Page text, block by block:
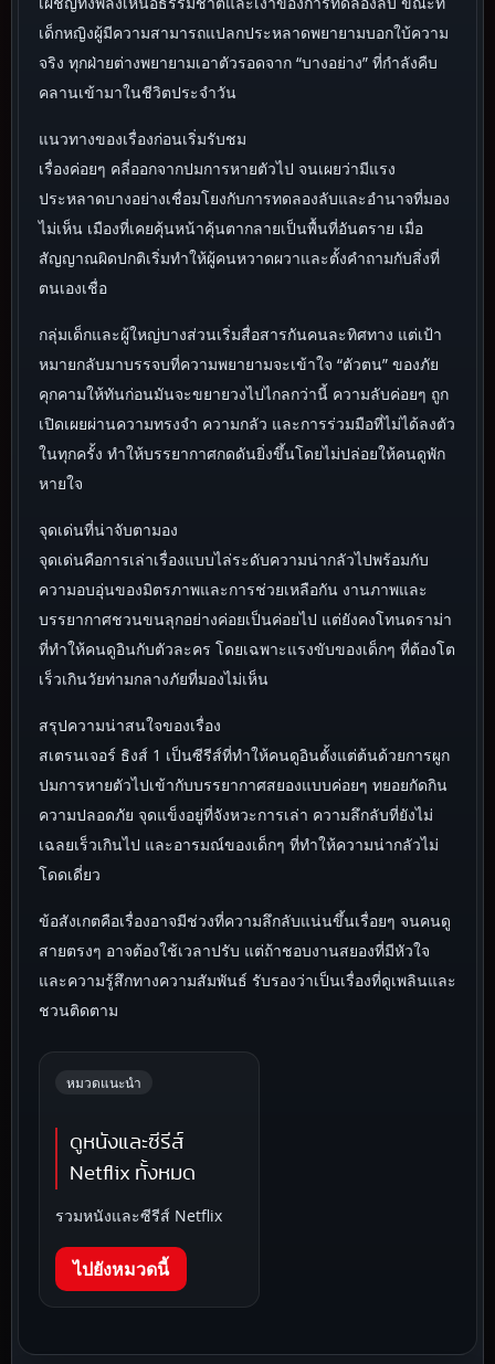
เด็กหญิงผู้มีความสามารถแปลกประหลาดพยายามบอกใบ้ความ
จริง ทุกฝ่ายต่างพยายามเอาตัวรอดจาก “บางอย่าง” ที่กำลังคืบ
คลานเข้ามาในชีวิตประจำวัน
แนวทางของเรื่องก่อนเริ่มรับชม
เรื่องค่อยๆ คลี่ออกจากปมการหายตัวไป จนเผยว่ามีแรง
ประหลาดบางอย่างเชื่อมโยงกับการทดลองลับและอำนาจที่มอง
ไม่เห็น เมืองที่เคยคุ้นหน้าคุ้นตากลายเป็นพื้นที่อันตราย เมื่อ
สัญญาณผิดปกติเริ่มทำให้ผู้คนหวาดผวาและตั้งคำถามกับสิ่งที่
ตนเองเชื่อ
กลุ่มเด็กและผู้ใหญ่บางส่วนเริ่มสื่อสารกันคนละทิศทาง แต่เป้า
หมายกลับมาบรรจบที่ความพยายามจะเข้าใจ “ตัวตน” ของภัย
คุกคามให้ทันก่อนมันจะขยายวงไปไกลกว่านี้ ความลับค่อยๆ ถูก
เปิดเผยผ่านความทรงจำ ความกลัว และการร่วมมือที่ไม่ได้ลงตัว
ในทุกครั้ง ทำให้บรรยากาศกดดันยิ่งขึ้นโดยไม่ปล่อยให้คนดูพัก
หายใจ
จุดเด่นที่น่าจับตามอง
จุดเด่นคือการเล่าเรื่องแบบไล่ระดับความน่ากลัวไปพร้อมกับ
ความอบอุ่นของมิตรภาพและการช่วยเหลือกัน งานภาพและ
บรรยากาศชวนขนลุกอย่างค่อยเป็นค่อยไป แต่ยังคงโทนดราม่า
ที่ทำให้คนดูอินกับตัวละคร โดยเฉพาะแรงขับของเด็กๆ ที่ต้องโต
เร็วเกินวัยท่ามกลางภัยที่มองไม่เห็น
สรุปความน่าสนใจของเรื่อง
สเตรนเจอร์ ธิงส์ 1 เป็นซีรีส์ที่ทำให้คนดูอินตั้งแต่ต้นด้วยการผูก
ปมการหายตัวไปเข้ากับบรรยากาศสยองแบบค่อยๆ ทยอยกัดกิน
ความปลอดภัย จุดแข็งอยู่ที่จังหวะการเล่า ความลึกลับที่ยังไม่
เฉลยเร็วเกินไป และอารมณ์ของเด็กๆ ที่ทำให้ความน่ากลัวไม่
โดดเดี่ยว
ข้อสังเกตคือเรื่องอาจมีช่วงที่ความลึกลับแน่นขึ้นเรื่อยๆ จนคนดู
สายตรงๆ อาจต้องใช้เวลาปรับ แต่ถ้าชอบงานสยองที่มีหัวใจ
และความรู้สึกทางความสัมพันธ์ รับรองว่าเป็นเรื่องที่ดูเพลินและ
ชวนติดตาม
หมวดแนะนำ
ดูหนังและซีรีส์
Netflix ทั้งหมด
รวมหนังและซีรีส์ Netflix
ไปยังหมวดนี้